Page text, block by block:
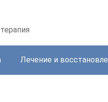
Лечение и